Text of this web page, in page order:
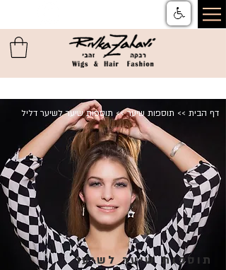
דף הבית >> תוספות שיער>> תוספות שיער לשיער דליל
תוספות שיער לשיער